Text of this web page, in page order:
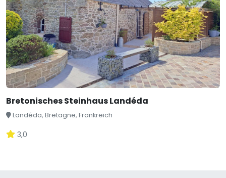
Bretonisches Steinhaus Landéda
Landéda, Bretagne, Frankreich
3,0